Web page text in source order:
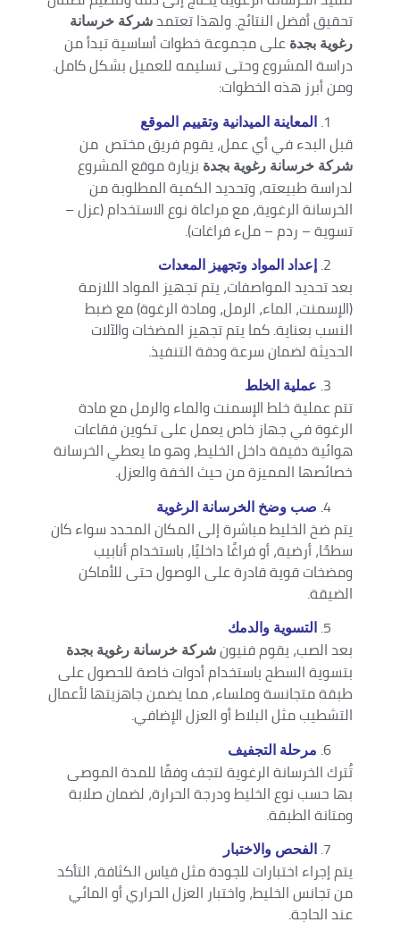
تحقيق أفضل النتائج. ولهذا تعتمد شركة خرسانة
رغوية بجدة على مجموعة خطوات أساسية تبدأ من
دراسة المشروع وحتى تسليمه للعميل بشكل كامل.
ومن أبرز هذه الخطوات:
المعاينة الميدانية وتقييم الموقع
قبل البدء في أي عمل، يقوم فريق مختص من
شركة خرسانة رغوية بجدة بزيارة موقع المشروع
لدراسة طبيعته، وتحديد الكمية المطلوبة من
الخرسانة الرغوية، مع مراعاة نوع الاستخدام (عزل –
تسوية – ردم – ملء فراغات).
إعداد المواد وتجهيز المعدات
بعد تحديد المواصفات، يتم تجهيز المواد اللازمة
(الإسمنت، الماء، الرمل، ومادة الرغوة) مع ضبط
النسب بعناية. كما يتم تجهيز المضخات والآلات
الحديثة لضمان سرعة ودقة التنفيذ.
عملية الخلط
تتم عملية خلط الإسمنت والماء والرمل مع مادة
الرغوة في جهاز خاص يعمل على تكوين فقاعات
هوائية دقيقة داخل الخليط، وهو ما يعطي الخرسانة
خصائصها المميزة من حيث الخفة والعزل.
صب وضخ الخرسانة الرغوية
يتم ضخ الخليط مباشرة إلى المكان المحدد سواء كان
سطحًا، أرضية، أو فراغًا داخليًا، باستخدام أنابيب
ومضخات قوية قادرة على الوصول حتى للأماكن
الضيقة.
التسوية والدمك
بعد الصب، يقوم فنيون شركة خرسانة رغوية بجدة
بتسوية السطح باستخدام أدوات خاصة للحصول على
طبقة متجانسة وملساء، مما يضمن جاهزيتها لأعمال
التشطيب مثل البلاط أو العزل الإضافي.
مرحلة التجفيف
تُترك الخرسانة الرغوية لتجف وفقًا للمدة الموصى
بها حسب نوع الخليط ودرجة الحرارة، لضمان صلابة
ومتانة الطبقة.
الفحص والاختبار
يتم إجراء اختبارات للجودة مثل قياس الكثافة، التأكد
من تجانس الخليط، واختبار العزل الحراري أو المائي
عند الحاجة.